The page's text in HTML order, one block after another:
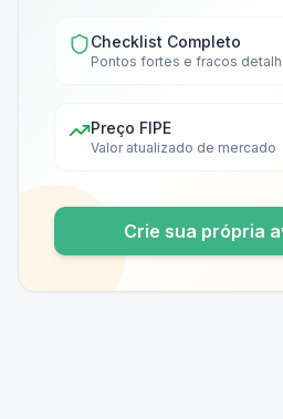
Checklist Completo
Pontos fortes e fracos
Preço FIPE
Valor atualizado de mercado
Crie sua própria